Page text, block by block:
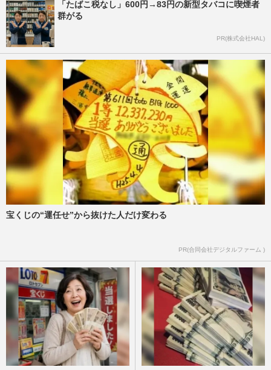
「たばこ税なし」600円→83円の新型タバコに喫煙者
群がる
PR(株式会社HAL)
宝くじの“運任せ”から抜けた人だけ変わる
PR(合同会社デジタルファーム )